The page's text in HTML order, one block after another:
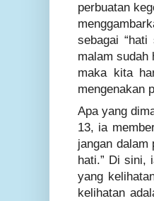
perbuatan
sebagai
malam sudah
maka kita
mengenakan
Apa yang
13, ia
jangan dalam
hati.” Di sini,
yang
kelihatan